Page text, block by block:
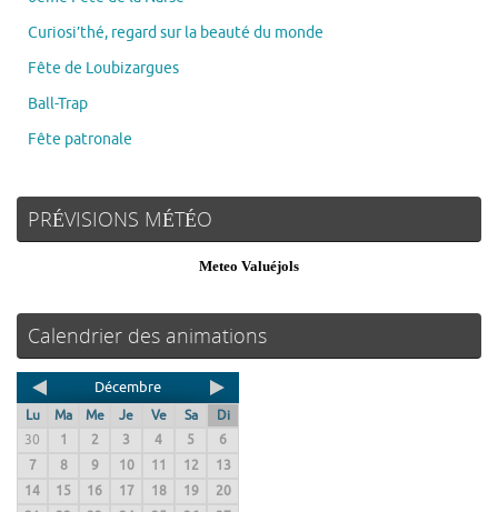
Curiosi’thé, regard sur la beauté du monde
Fête de Loubizargues
Ball-Trap
Fête patronale
PRÉVISIONS MÉTÉO
Meteo Valuéjols
Calendrier des animations
Décembre
Lu Ma Me Je Ve Sa
Di
30
1 2 3 4 5
6
7
8 9 10 11 12
13
14
15 16 17 18 19
20